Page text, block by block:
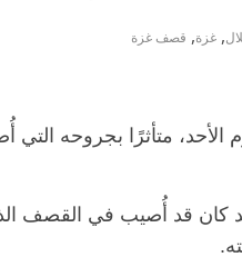
, غزة, قصف غزة
الأحد، متأثرًا بجروحه
كان قد أُصيب في القصف